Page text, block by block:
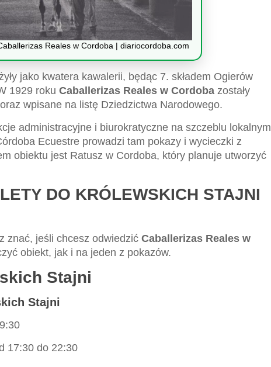
Reales w Cordoba | diariocordoba.com
jako kwatera kawalerii, będąc 7. składem Ogierów
1929 roku Caballerizas Reales w Cordoba zostały
wpisane na listę Dziedzictwa Narodowego.
administracyjne i biurokratyczne na szczeblu lokalnym
Ecuestre prowadzi tam pokazy i wycieczki z
obiektu jest Ratusz w Cordoba, który planuje utworzyć
DO KRÓLEWSKICH STAJNI
znać, jeśli chcesz odwiedzić Caballerizas Reales w
obiekt, jak i na jeden z pokazów.
Stajni
Stajni
17:30 do 22:30